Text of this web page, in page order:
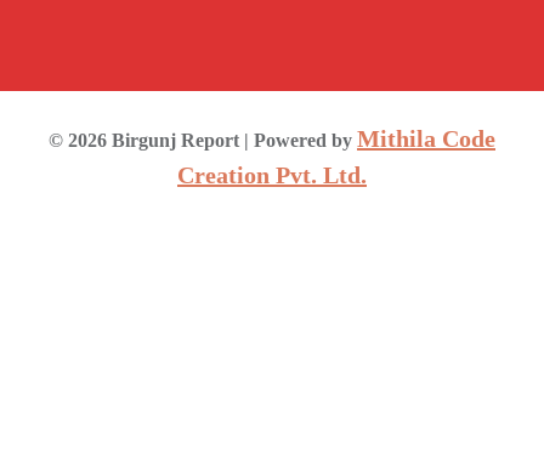
© 2026 Birgunj Report | Powered by Mithila Code
Creation Pvt. Ltd.